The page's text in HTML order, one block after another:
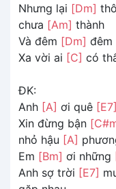
Nhưng lại [Dm]
chưa [Am] thành
Và đêm [Dm] đêm
Xa vời ai [C] có
ĐK:
Anh [A] ơi quê [E7]
Xin đừng bận
nhỏ hậu [A]
Em [Bm] ơi những
Anh sợ trời [E7]